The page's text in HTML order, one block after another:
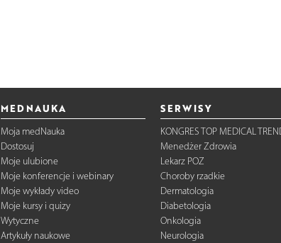
MEDNAUKA
Moja medNauka
Dostosuj
Moje ulubione
Moje konferencje i webinary
Moje wykłady video
Moje kursy i quizy
Wytyczne
Artykuły naukowe
SERWISY
KONGRES TOP MEDICAL
Menedżer Zdrowia
Lekarz POZ
Choroby rzadkie
Dermatologia
Diabetologia
Onkologia
Neurologia